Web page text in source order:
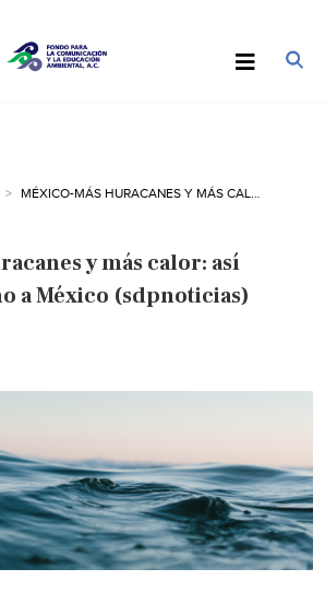
y más calor: así
a México (sdpnoticias)